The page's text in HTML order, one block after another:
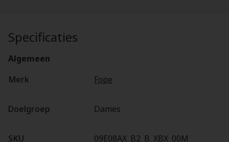
Specificaties
Algemeen
Merk
Fope
Doelgroep Dames
SKU 09E08AX_B2_B_XBX_00M